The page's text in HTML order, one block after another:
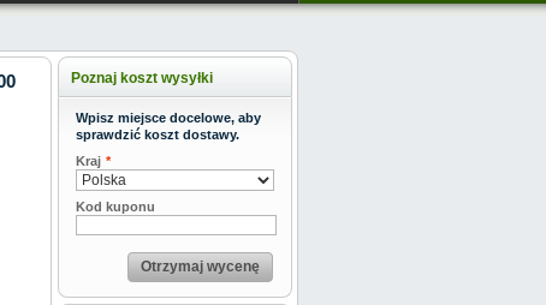
Poznaj koszt wysyłki
Wpisz miejsce docelowe, aby
sprawdzić koszt dostawy.
*
Kraj
Kod kuponu
Otrzymaj wycenę